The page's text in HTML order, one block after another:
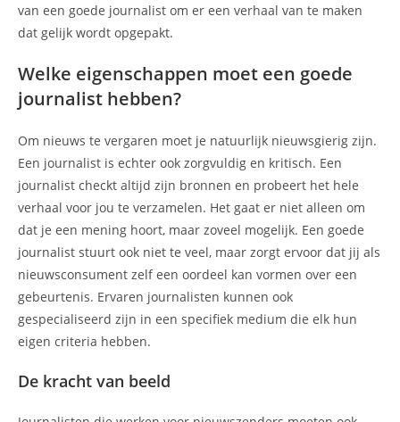
van een goede journalist om er een verhaal van te maken
dat gelijk wordt opgepakt.
Welke eigenschappen moet een goede
journalist hebben?
Om nieuws te vergaren moet je natuurlijk nieuwsgierig zijn.
Een journalist is echter ook zorgvuldig en kritisch. Een
journalist checkt altijd zijn bronnen en probeert het hele
verhaal voor jou te verzamelen. Het gaat er niet alleen om
dat je een mening hoort, maar zoveel mogelijk. Een goede
journalist stuurt ook niet te veel, maar zorgt ervoor dat jij als
nieuwsconsument zelf een oordeel kan vormen over een
gebeurtenis. Ervaren journalisten kunnen ook
gespecialiseerd zijn in een specifiek medium die elk hun
eigen criteria hebben.
De kracht van beeld